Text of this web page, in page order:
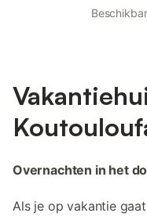
Overnachten in het
Als je op vakantie